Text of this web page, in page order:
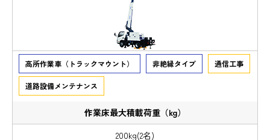
高所作業車（トラックマウント） 非絶縁タイプ 通信工事
道路設備メンテナンス
200kg(2名)